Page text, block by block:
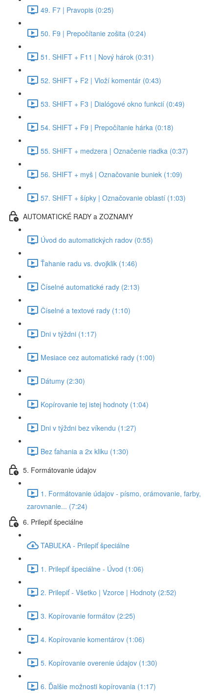
49. F7 | Pravopis (0:25)
50. F9 | Prepočítanie zošita (0:24)
51. SHIFT + F11 | Nový hárok (0:31)
52. SHIFT + F2 | Vloží komentár (0:43)
53. SHIFT + F3 | Dialógové okno funkcií (0:49)
54. SHIFT + F9 | Prepočítanie hárka (0:18)
55. SHIFT + medzera | Označenie riadka (0:37)
56. SHIFT + myš | Označovanie buniek (1:09)
57. SHIFT + šípky | Označovanie oblastí (1:03)
AUTOMATICKÉ RADY a ZOZNAMY
Úvod do automatických radov (0:55)
Ťahanie radu vs. dvojklik (1:46)
Číselné automatické rady (2:13)
Číselné a textové rady (1:10)
Dni v týždni (1:17)
Mesiace cez automatické rady (1:00)
Dátumy (2:30)
Kopírovanie tej istej hodnoty (1:04)
Dni v týždni bez víkendu (1:27)
Bez ťahania a 2x kliku (1:30)
5. Formátovanie údajov
1. Formátovanie údajov - písmo, orámovanie, farby,
zarovnanie... (7:24)
6. Prilepiť špeciálne
TABUĽKA - Prilepiť špeciálne
1. Prilepiť špeciálne - Úvod (1:06)
2. Prilepiť - Všetko | Vzorce | Hodnoty (2:52)
3. Kopírovanie formátov (2:25)
4. Kopírovanie komentárov (1:06)
5. Kopírovanie overenie údajov (1:30)
6. Ďalšie možnosti kopírovania (1:17)